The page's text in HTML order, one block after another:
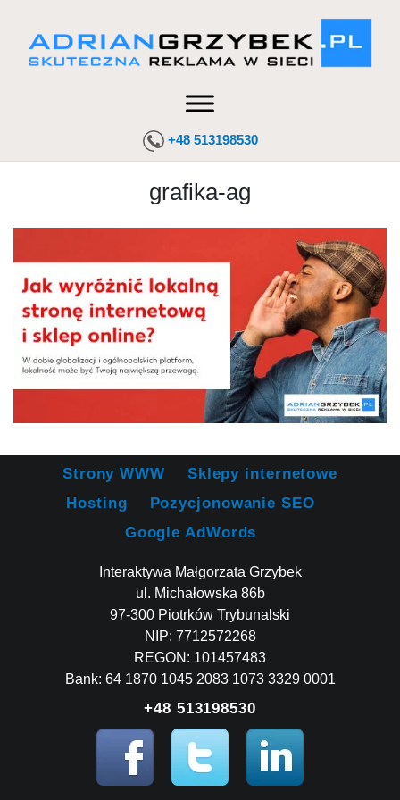
+48 513198530
grafika-ag
Strony WWW
Sklepy internetowe
Hosting
Pozycjonowanie SEO
Google AdWords
Interaktywa Małgorzata Grzybek
ul. Michałowska 86b
97-300 Piotrków Trybunalski
NIP: 7712572268
REGON: 101457483
Bank: 64 1870 1045 2083 1073 3329 0001
+48 513198530